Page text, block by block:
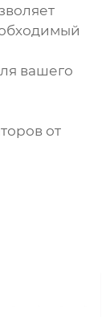
вашего
от